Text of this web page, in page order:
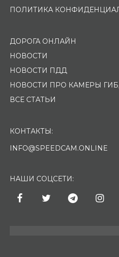
ПОЛИТИКА
ДОРОГА ОНЛАЙН
НОВОСТИ
НОВОСТИ ПДД
НОВОСТИ ПРО КАМЕРЫ
ВСЕ СТАТЬИ
КОНТАКТЫ:
INFO@SPEEDCAM.ONLINE
НАШИ СОЦСЕТИ: